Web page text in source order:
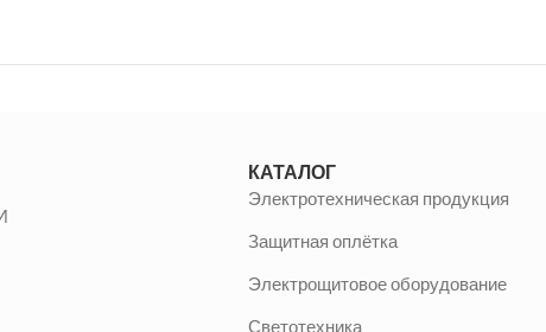
КАТАЛОГ
Электротехническая продукция
Защитная оплётка
Электрощитовое оборудование
Светотехника